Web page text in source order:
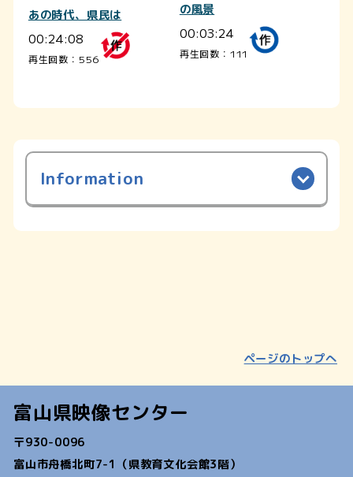
あの時代、県民は
00:24:08
再生回数：556
の風景
00:03:24
再生回数：111
Information
ページのトップへ
富山県映像センター
〒930-0096
富山市舟橋北町7-1（県教育文化会館3階）